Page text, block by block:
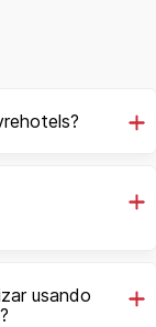
usando